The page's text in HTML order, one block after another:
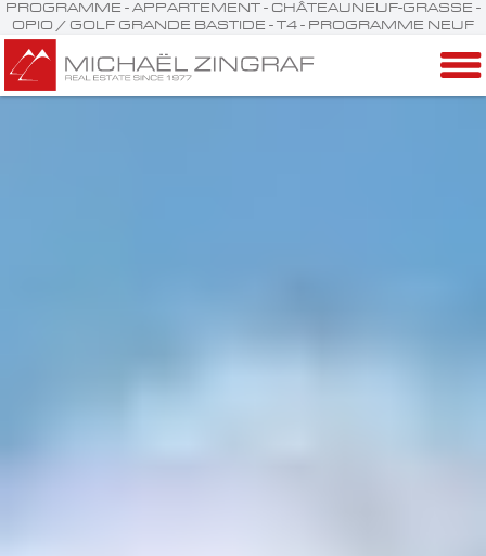
PROGRAMME - APPARTEMENT - CHÂTEAUNEUF-GRASSE -
OPIO / GOLF GRANDE BASTIDE - T4 - PROGRAMME NEUF